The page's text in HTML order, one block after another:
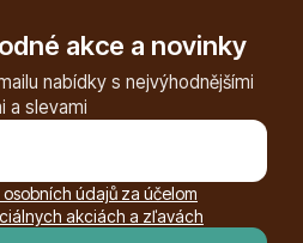
akce a novinky
nabídky s nejvýhodnějšími
a slevami
údajů za účelom
akciách a zľavách